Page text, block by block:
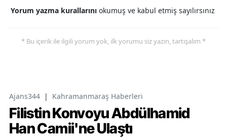
Yorum yazma kurallarını okumuş ve kabul etmiş sayılırsınız
* Bu içerik ile ilgili yorum yok, ilk yorumu siz yazın, tartışalım *
Ajans344 | Kahramanmaraş Haberleri
Filistin Konvoyu Abdülhamid
Han Camii'ne Ulaştı